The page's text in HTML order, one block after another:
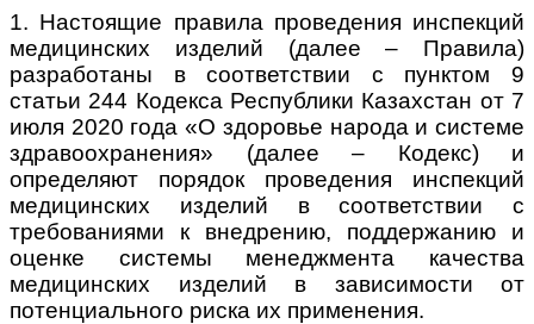
1. Настоящие правила проведения инспекций
медицинских изделий (далее – Правила)
разработаны в соответствии с пунктом 9
статьи 244 Кодекса Республики Казахстан от 7
июля 2020 года «О здоровье народа и системе
здравоохранения» (далее – Кодекс) и
определяют порядок проведения инспекций
медицинских изделий в соответствии с
требованиями к внедрению, поддержанию и
оценке системы менеджмента качества
медицинских изделий в зависимости от
потенциального риска их применения.